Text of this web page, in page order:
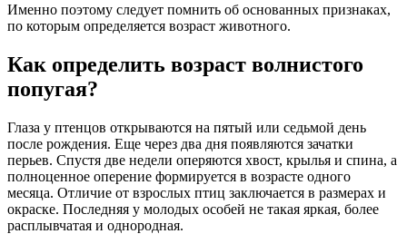
Именно поэтому следует помнить об основанных признаках,
по которым определяется возраст животного.
Как определить возраст волнистого
попугая?
Глаза у птенцов открываются на пятый или седьмой день
после рождения. Еще через два дня появляются зачатки
перьев. Спустя две недели оперяются хвост, крылья и спина, а
полноценное оперение формируется в возрасте одного
месяца. Отличие от взрослых птиц заключается в размерах и
окраске. Последняя у молодых особей не такая яркая, более
расплывчатая и однородная.